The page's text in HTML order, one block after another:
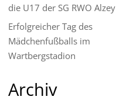
die U17 der SG RWO Alzey
Erfolgreicher Tag des
Mädchenfußballs im
Wartbergstadion
Archiv